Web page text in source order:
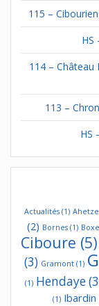
115 –
HS
114 –
113 –
HS
Actualités(1) Ahetze
(2) Bornes (1)
Ciboure (5)
(3) Gramont (1)
(1) Hendaye
(1) Ibardin